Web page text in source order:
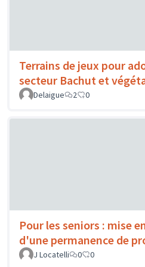
Terrains de jeux pour
secteur Bachut et
Delaigue
2 0
Pour les seniors : mise
d'une permanence de
J Locatelli
0 0